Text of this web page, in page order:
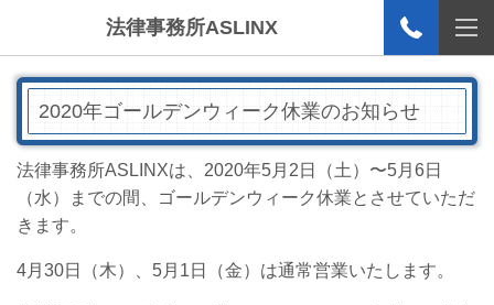
法律事務所ASLINX
2020年ゴールデンウィーク休業のお知らせ
法律事務所ASLINXは、2020年5月2日（土）〜5月6日
（水）までの間、ゴールデンウィーク休業とさせていただ
きます。
4月30日（木）、5月1日（金）は通常営業いたします。